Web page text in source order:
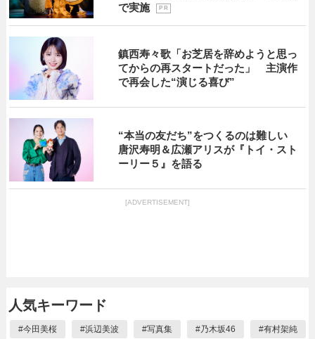
で実施
P R
鎮西寿々歌「お芝居を辞めようと思っ
てからの再スタートだった」 主演作
で再会した“演じる喜び”
“本当の友だち”をつくるのは難しい
唐沢寿明＆広瀬アリスが『トイ・スト
ーリー５』を語る
[ADVERTISEMENT]
人気キーワード
#今田美桜 #浜辺美波 #写真集 #乃木坂46 #有村架純